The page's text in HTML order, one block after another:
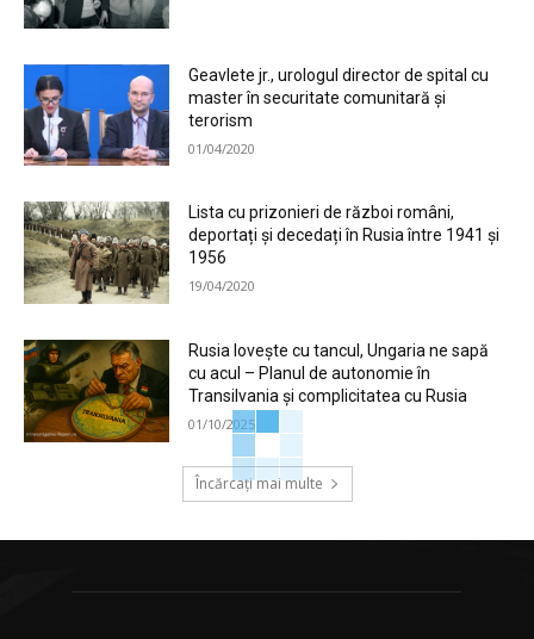
Geavlete jr., urologul director de spital cu
master în securitate comunitară și
terorism
01/04/2020
Lista cu prizonieri de război români,
deportați și decedați în Rusia între 1941 și
1956
19/04/2020
Rusia lovește cu tancul, Ungaria ne sapă
cu acul – Planul de autonomie în
Transilvania și complicitatea cu Rusia
01/10/2025
Încărcați mai multe